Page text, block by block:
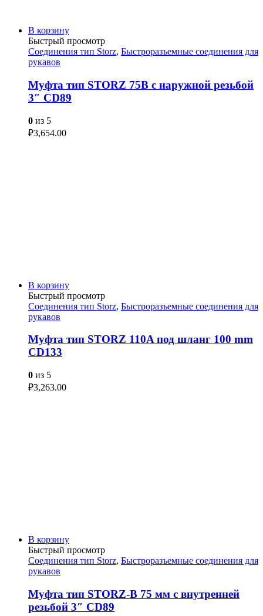
В корзину
Быстрый просмотр
Соединения тип Storz, Быстроразъемные соединения для
рукавов
Муфта тип STORZ 75B с наружной резьбой
3″ CD89
0 из 5
₽3,654.00
В корзину
Быстрый просмотр
Соединения тип Storz, Быстроразъемные соединения для
рукавов
Муфта тип STORZ 110A под шланг 100 mm
CD133
0 из 5
₽3,263.00
В корзину
Быстрый просмотр
Соединения тип Storz, Быстроразъемные соединения для
рукавов
Муфта тип STORZ-B 75 мм с внутренней
резьбой 3″ CD89